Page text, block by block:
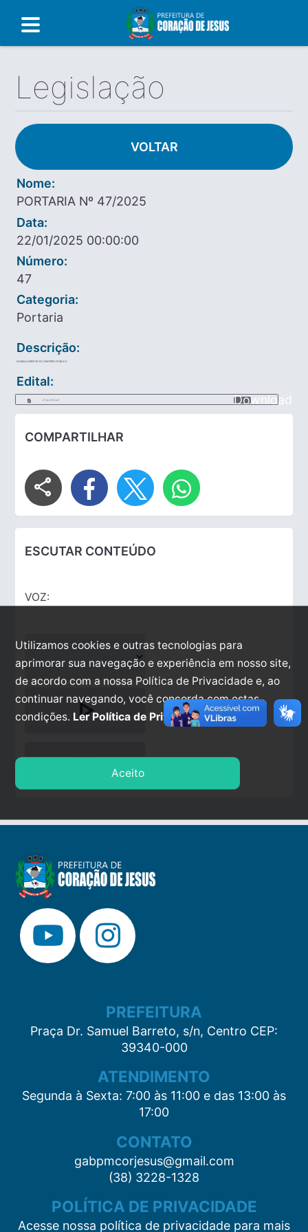
Legislação
VOLTAR
Nome:
PORTARIA Nº 47/2025
Data:
22/01/2025 00:00:00
Número:
47
Categoria:
Portaria
Descrição:
NOMEIA GERENTE DE CEMITÉRIO PÚBLICO
Edital:
47_de_2025.pdf Download
COMPARTILHAR
share
ESCUTAR CONTEÚDO
VOZ:
play_arrow
stop
PREFEITURA
Praça Dr. Samuel Barreto, s/n, Centro CEP:
39340-000
ATENDIMENTO
Segunda à Sexta: 7:00 às 11:00 e das 13:00 às
17:00
CONTATO
gabpmcorjesus@gmail.com
(38) 3228-1328
POLÍTICA DE PRIVACIDADE
Acesse nossa política de privacidade para mais
Utilizamos cookies e outras tecnologias para
aprimorar sua navegação e experiência em nosso site,
de acordo com a nossa Política de Privacidade e, ao
continuar navegando, você concorda com estas
condições. Ler Política de Privacidade.
Aceito